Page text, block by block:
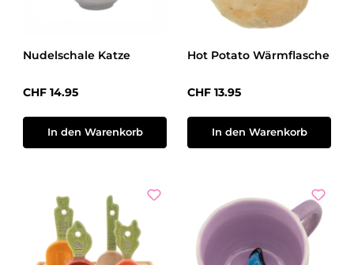
Nudelschale Katze
Regulärer Preis:
CHF 14.95
In den Warenkorb
Hot Potato Wärmflasche
Regulärer Preis:
CHF 13.95
In den Warenkorb